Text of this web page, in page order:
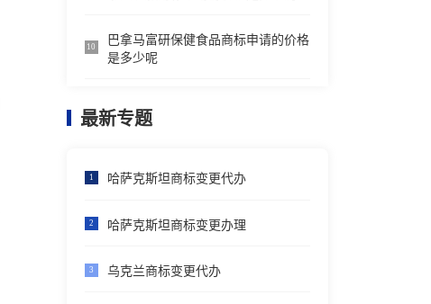
10
巴拿马富研保健食品商标申请的价格
是多少呢
最新专题
1 哈萨克斯坦商标变更代办
2 哈萨克斯坦商标变更办理
3 乌克兰商标变更代办